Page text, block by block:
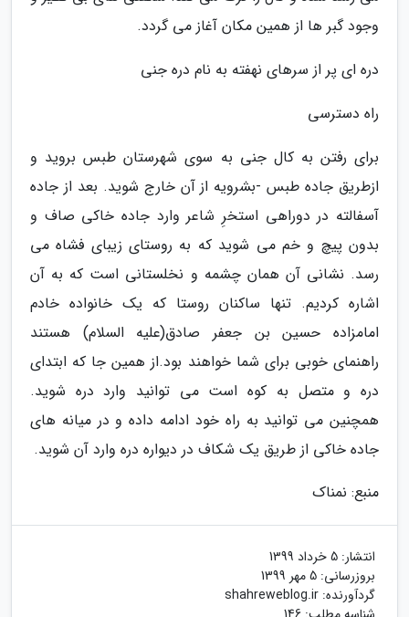
وجود گبر ها از همین مکان آغاز می گردد.
دره ای پر از سرهای نهفته به نام دره جنی
راه دسترسی
برای رفتن به کال جنی به سوی شهرستان طبس بروید و
ازطریق جاده طبس -بشرویه از آن خارج شوید. بعد از جاده
آسفالته در دوراهی استخرِ شاعر وارد جاده خاکی صاف و
بدون پیچ و خم می شوید که به روستای زیبای فشاه می
رسد. نشانی آن همان چشمه و نخلستانی است که به آن
اشاره کردیم. تنها ساکنان روستا که یک خانواده خادم
امامزاده حسین بن جعفر صادق(علیه السلام) هستند
راهنمای خوبی برای شما خواهند بود.از همین جا که ابتدای
دره و متصل به کوه است می توانید وارد دره شوید.
همچنین می توانید به راه خود ادامه داده و در میانه های
جاده خاکی از طریق یک شکاف در دیواره دره وارد آن شوید.
منبع: نمناک
انتشار: 5 خرداد 1399
بروزرسانی: 5 مهر 1399
گردآورنده: shahreweblog.ir